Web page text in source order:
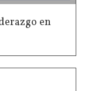
en